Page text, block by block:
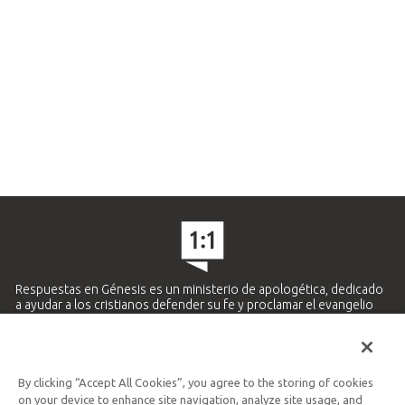
Respuestas en Génesis es un ministerio de apologética, dedicado
a ayudar a los cristianos defender su fe y proclamar el evangelio
Ministerio Hispano y Latinoamericano
By clicking “Accept All Cookies”, you agree to the storing of cookies
on your device to enhance site navigation, analyze site usage, and